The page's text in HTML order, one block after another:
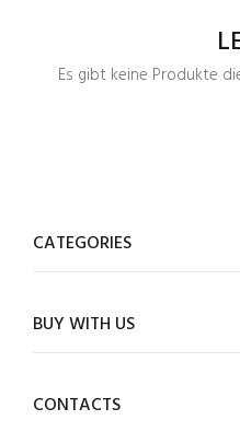
Es gibt keine Produkte
CATEGORIES
BUY WITH US
CONTACTS